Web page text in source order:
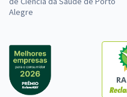
Alegre